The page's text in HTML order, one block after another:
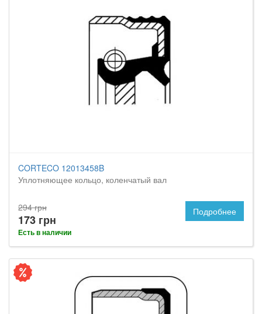
CORTECO 12013458B
Уплотняющее кольцо, коленчатый вал
294 грн
173 грн
Есть в наличии
Подробнее